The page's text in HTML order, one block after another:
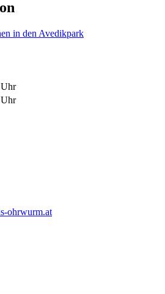
in den Avedikpark
ohrwurm.at